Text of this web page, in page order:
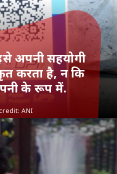
अपनी सहयोगी
करता है, न कि
के रूप में.
ANI